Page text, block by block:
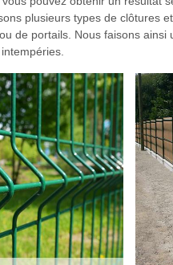
plusieurs types de clôtures
de portails. Nous faisons